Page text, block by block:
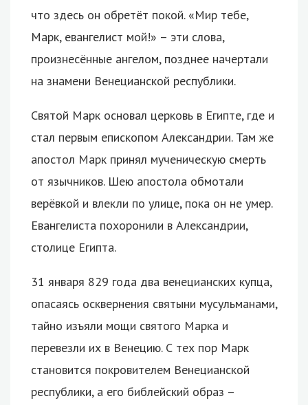
что здесь он обретёт покой. «Мир тебе,
Марк, евангелист мой!» – эти слова,
произнесённые ангелом, позднее начертали
на знамени Венецианской республики.
Святой Марк основал церковь в Египте, где и
стал первым епископом Александрии. Там же
апостол Марк принял мученическую смерть
от язычников. Шею апостола обмотали
верёвкой и влекли по улице, пока он не умер.
Евангелиста похоронили в Александрии,
столице Египта.
31 января 829 года два венецианских купца,
опасаясь осквернения святыни мусульманами,
тайно изъяли мощи святого Марка и
перевезли их в Венецию. С тех пор Марк
становится покровителем Венецианской
республики, а его библейский образ –